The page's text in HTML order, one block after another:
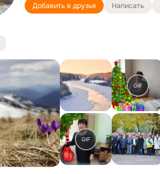
Добавить в друзья Написать
GIF
GIF